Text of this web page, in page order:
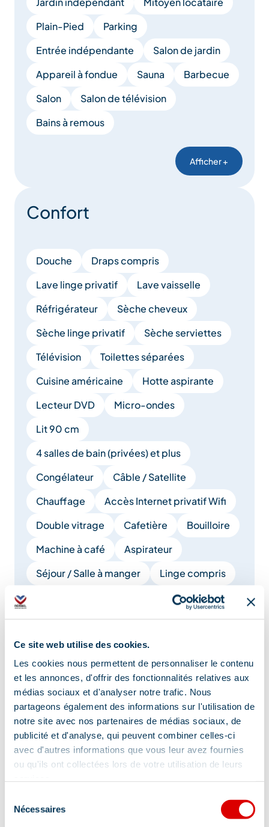
Ce site web utilise des cookies.
Les cookies nous permettent de personnaliser le contenu
et les annonces, d'offrir des fonctionnalités relatives aux
médias sociaux et d'analyser notre trafic. Nous
partageons également des informations sur l'utilisation de
notre site avec nos partenaires de médias sociaux, de
publicité et d'analyse, qui peuvent combiner celles-ci
avec d'autres informations que vous leur avez fournies
ou qu'ils ont collectées lors de votre utilisation de leurs
Nécessaires
Plain-Pied
Parking
Entrée indépendante
Salon de jardin
Appareil à fondue
Sauna
Barbecue
Salon
Salon de télévision
Bains à remous
Afficher +
Confort
Douche
Draps compris
Lave linge privatif
Lave vaisselle
Réfrigérateur
Sèche cheveux
Sèche linge privatif
Sèche serviettes
Télévision
Toilettes séparées
Cuisine américaine
Hotte aspirante
Lecteur DVD
Micro-ondes
Lit 90 cm
4 salles de bain (privées) et plus
Congélateur
Câble / Satellite
Chauffage
Accès Internet privatif Wifi
Double vitrage
Cafetière
Bouilloire
Machine à café
Aspirateur
Séjour / Salle à manger
Linge compris
Canapé
Four
Baignoire
Afficher +
Services
Animaux acceptés
Réservation
Informations touristiques
Ménage en fin de séjour